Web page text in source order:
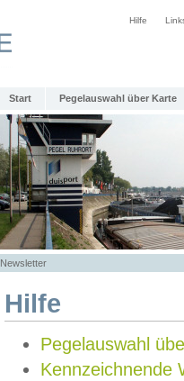
Hilfe
Start Pegelauswahl über Karte
Newsletter
Hilfe
Pegelauswahl
Kennzeichnende